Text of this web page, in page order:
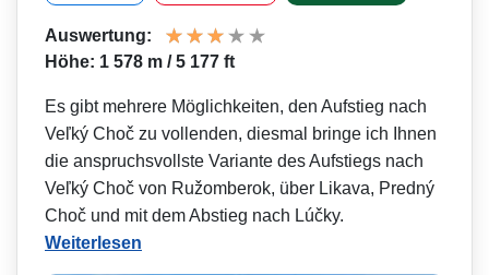
Auswertung:
Höhe: 1 578 m / 5 177 ft
Es gibt mehrere Möglichkeiten, den Aufstieg nach
Veľký Choč zu vollenden, diesmal bringe ich Ihnen
die anspruchsvollste Variante des Aufstiegs nach
Veľký Choč von Ružomberok, über Likava, Predný
Choč und mit dem Abstieg nach Lúčky.
Weiterlesen